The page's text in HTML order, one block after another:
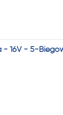
- 16V - 5-